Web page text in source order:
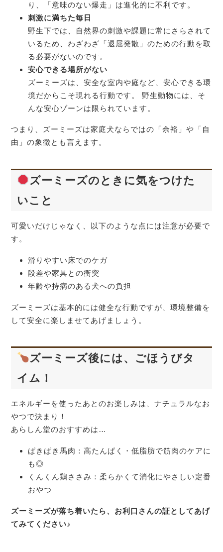
り、「意味のない爆走」は進化的に不利です。
刺激に満ちた毎日
野生下では、自然界の刺激や課題に常にさらされて
いるため、わざわざ「退屈発散」のための行動を取
る必要がないのです。
安心できる場所がない
ズーミーズは、安全な室内や庭など、安心できる環
境だからこそ現れる行動です。 野生動物には、そ
んな安心ゾーンは限られています。
つまり、ズーミーズは家庭犬ならではの「余裕」や「自
由」の象徴とも言えます。
ズーミーズのときに気をつけた
いこと
可愛いだけじゃなく、以下のような点には注意が必要で
す。
滑りやすい床でのケガ
段差や家具との衝突
年齢や持病のある犬への負担
ズーミーズは基本的には健全な行動ですが、環境整備を
して安全に楽しませてあげましょう。
ズーミーズ後には、ごほうびタ
イム！
エネルギーを使ったあとのお楽しみは、ナチュラルなお
やつで決まり！
あらしん堂のおすすめは…
ぱきぱき馬肉：高たんぱく・低脂肪で筋肉のケアに
も◎
くんくん鶏ささみ：柔らかくて消化にやさしい定番
おやつ
ズーミーズが落ち着いたら、お利口さんの証としてあげ
てみてください♪